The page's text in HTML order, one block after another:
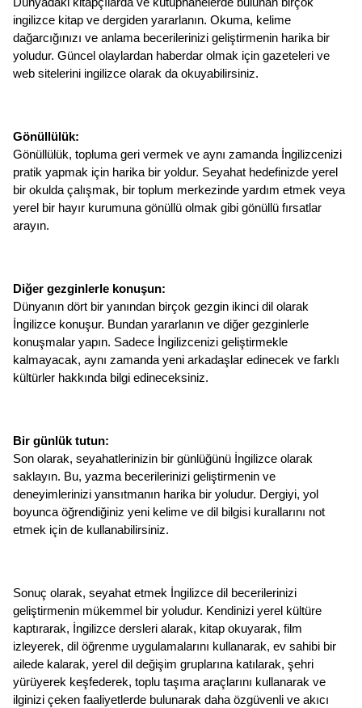
ingilizce kitap ve dergiden yararlanın. Okuma, kelime
dağarcığınızı ve anlama becerilerinizi geliştirmenin harika bir
yoludur. Güncel olaylardan haberdar olmak için gazeteleri ve
web sitelerini ingilizce olarak da okuyabilirsiniz.
Gönüllülük:
Gönüllülük, topluma geri vermek ve aynı zamanda İngilizcenizi
pratik yapmak için harika bir yoldur. Seyahat hedefinizde yerel
bir okulda çalışmak, bir toplum merkezinde yardım etmek veya
yerel bir hayır kurumuna gönüllü olmak gibi gönüllü fırsatlar
arayın.
Diğer gezginlerle konuşun:
Dünyanın dört bir yanından birçok gezgin ikinci dil olarak
İngilizce konuşur. Bundan yararlanın ve diğer gezginlerle
konuşmalar yapın. Sadece İngilizcenizi geliştirmekle
kalmayacak, aynı zamanda yeni arkadaşlar edinecek ve farklı
kültürler hakkında bilgi edineceksiniz.
Bir günlük tutun:
Son olarak, seyahatlerinizin bir günlüğünü İngilizce olarak
saklayın. Bu, yazma becerilerinizi geliştirmenin ve
deneyimlerinizi yansıtmanın harika bir yoludur. Dergiyi, yol
boyunca öğrendiğiniz yeni kelime ve dil bilgisi kurallarını not
etmek için de kullanabilirsiniz.
Sonuç olarak, seyahat etmek İngilizce dil becerilerinizi
geliştirmenin mükemmel bir yoludur. Kendinizi yerel kültüre
kaptırarak, İngilizce dersleri alarak, kitap okuyarak, film
izleyerek, dil öğrenme uygulamalarını kullanarak, ev sahibi bir
ailede kalarak, yerel dil değişim gruplarına katılarak, şehri
yürüyerek keşfederek, toplu taşıma araçlarını kullanarak ve
ilginizi çeken faaliyetlerde bulunarak daha özgüvenli ve akıcı